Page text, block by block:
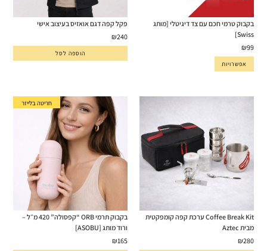
בקבוק טרמי חכם עם צד דיגיטלי [מותג
Swiss]
₪99
אפשרויות
פקל קפה דגם אואזיס בעיצוב אישי
₪240
הוספה לסל
Coffee Break Kit ערכת קפה קומפקטית
מבית Aztec
₪280
חריטה בלייזר
בקבוק תרמי ORB “קפסולה” 420 מ״ל –
ורוד מותג [ASOBU]
₪165